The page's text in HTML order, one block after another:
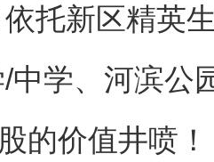
托新区精英
/中学、河滨公
的价值井喷